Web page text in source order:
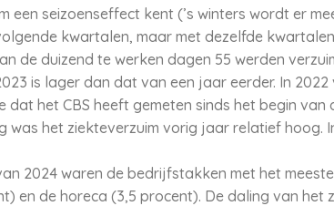
een seizoenseffect kent (’s winters wordt er
kwartalen, maar met dezelfde
de duizend te werken dagen 55 werden
is lager dan dat van een jaar eerder. In
het CBS heeft gemeten sinds het begin van
was het ziekteverzuim vorig jaar relatief hoog.
2024 waren de bedrijfstakken met het
en de horeca (3,5 procent). De daling van